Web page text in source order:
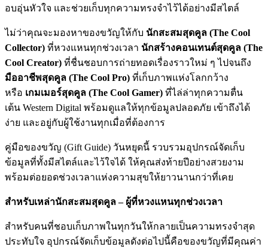
อบอุ่นหัวใจ และช่วยเก็บทุกความทรงจำไว้ได้อย่างมีสไตล์
ไม่ว่าคุณจะมองหาของขวัญให้กับ นักสะสมสุดคูล (The Cool
Collector) ที่หวงแหนทุกช่วงเวลา นักสร้างคอนเทนต์สุดคูล (The
Cool Creator) ที่ชื่นชอบการถ่ายทอดเรื่องราวใหม่ ๆ ไปจนถึง
มืออาชีพสุดคูล (The Cool Pro) ที่เก็บภาพแห่งโลกกว้าง
หรือ เกมเมอร์สุดคูล (The Cool Gamer) ที่ไล่ล่าทุกความตื่น
เต้น Western Digital พร้อมดูแลให้ทุกข้อมูลปลอดภัย เข้าถึงได้
ง่าย และอยู่กับผู้ใช้งานทุกเมื่อที่ต้องการ
คู่มือของขวัญ (Gift Guide) วันหยุดนี้ รวบรวมอุปกรณ์จัดเก็บ
ข้อมูลที่ทั้งมีสไตล์และไว้ใจได้ ให้คุณส่งท้ายปีอย่างสวยงาม
พร้อมต่อยอดช่วงเวลาแห่งความสุขให้ยาวนานกว่าที่เคย
สำหรับเหล่านักสะสมสุดคูล – ผู้ที่หวงแหนทุกช่วงเวลา
สำหรับคนที่ชอบเก็บภาพในทุกวันให้กลายเป็นความทรงจำสุด
ประทับใจ อุปกรณ์จัดเก็บข้อมูลดังต่อไปนี้คือของขวัญที่มีคุณค่า